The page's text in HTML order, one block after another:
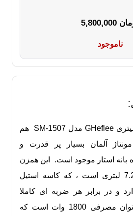
ناموجود
کاسه دار 7.2 لیتری GHeflee مدل SM-1507 هم
آلمان بسیار پر قدرت و
استار موجود است. این همزن
دارای کاسه استیل 7.2 لیتری است ، که کاسه استیل
و در برابر هر ضربه ای کاملا
مقاوم است. دارای توان مصرفی 1800 وات است که